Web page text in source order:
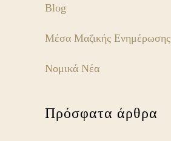
Blog
Μέσα Μαζικής Ενημέρωσης
Νομικά Νέα
Πρόσφατα άρθρα